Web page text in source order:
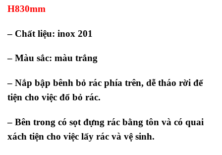
H830mm
– Chất liệu: inox 201
– Màu sắc: màu trắng
– Nắp bập bênh bỏ rác phía trên, dễ tháo rời để
tiện cho việc đổ bỏ rác.
– Bên trong có sọt đựng rác bằng tôn và có quai
xách tiện cho việc lấy rác và vệ sinh.